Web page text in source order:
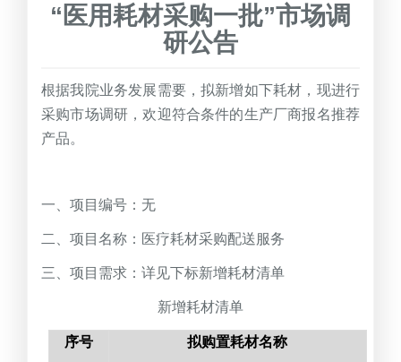
“医用耗材采购一批”市场调
研公告
根据我院业务发展需要，拟新增如下耗材，现进行
采购市场调研，欢迎符合条件的生产厂商报名推荐
产品。
一、项目编号：无
二、项目名称：医疗耗材采购配送服务
三、项目需求：详见下标新增耗材清单
新增耗材清单
序号 拟购置耗材名称